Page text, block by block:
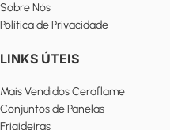
Sobre Nós
Política de Privacidade
LINKS ÚTEIS
Mais Vendidos Ceraflame
Conjuntos de Panelas
Frigideiras